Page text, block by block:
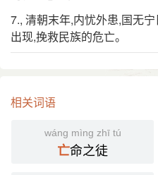
7., 清朝末年,内忧外患,国无
出现,挽救民族的危亡。
相关词语
wáng mìng zhī tú
亡命之徒